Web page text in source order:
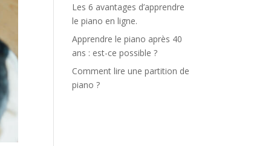
Les 6 avantages d’apprendre
le piano en ligne.
Apprendre le piano après 40
ans : est-ce possible ?
Comment lire une partition de
piano ?